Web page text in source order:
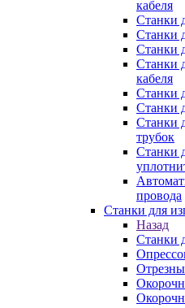
кабеля
Станки
Станки
Станки
Станки
кабеля
Станки
Станки
Станки
трубок
Станки
провода
Станки для
Назад
Станки